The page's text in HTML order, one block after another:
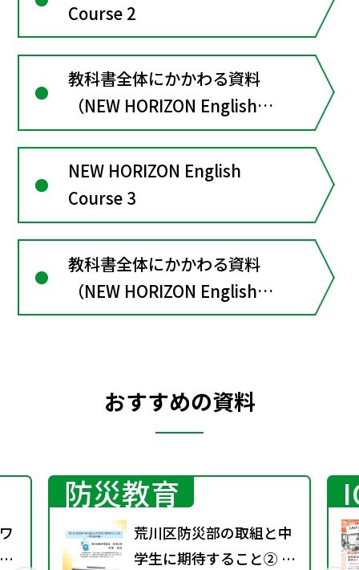
Course 2
教科書全体にかかわる資料
（NEW HORIZON English
Course２）
NEW HORIZON English
Course 3
教科書全体にかかわる資料
（NEW HORIZON English
Course３）
おすすめの資料
防災教育
荒川区防災部の取組と中
学生に期待すること② ～